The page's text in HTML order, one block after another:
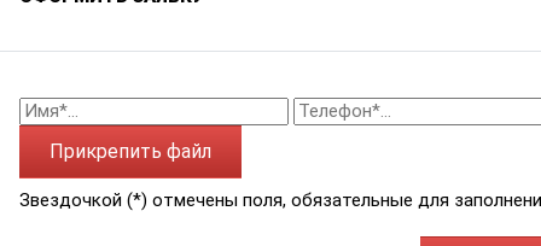
Прикрепить файл
Звездочкой (*) отмечены поля, обязательные для